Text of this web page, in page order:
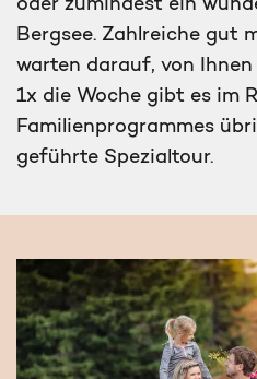
Bergsee. Zahlreiche gut
warten darauf, von
1x die Woche gibt es im
Familienprogrammes
geführte Spezialtour.